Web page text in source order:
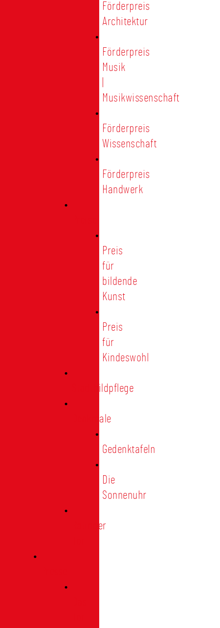
Förderpreis
Architektur
Förderpreis
Musik
Musikwissenschaft
Förderpreis
Wissenschaft
Förderpreis
Handwerk
Preis
für
bildende
Kunst
Preis
für
Kindeswohl
Stadtbildpflege
Denkmale
Gedenktafeln
Die
Sonnenuhr
Ratinger